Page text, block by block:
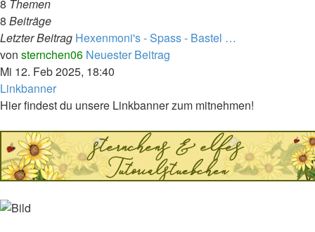
8 Themen
8 Beiträge
Letzter Beitrag Hexenmoni's - Spass - Bastel …
von sternchen06 Neuester Beitrag
Mi 12. Feb 2025, 18:40
Linkbanner
Hier findest du unsere Linkbanner zum mitnehmen!